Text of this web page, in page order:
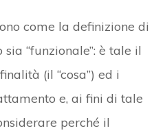
come la definizione di
“funzionale”: è tale il
(il “cosa”) ed i
e, ai fini di tale
perché il